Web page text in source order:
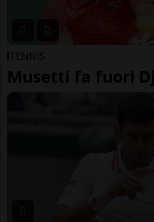
TENNIS
Musetti fa fuori